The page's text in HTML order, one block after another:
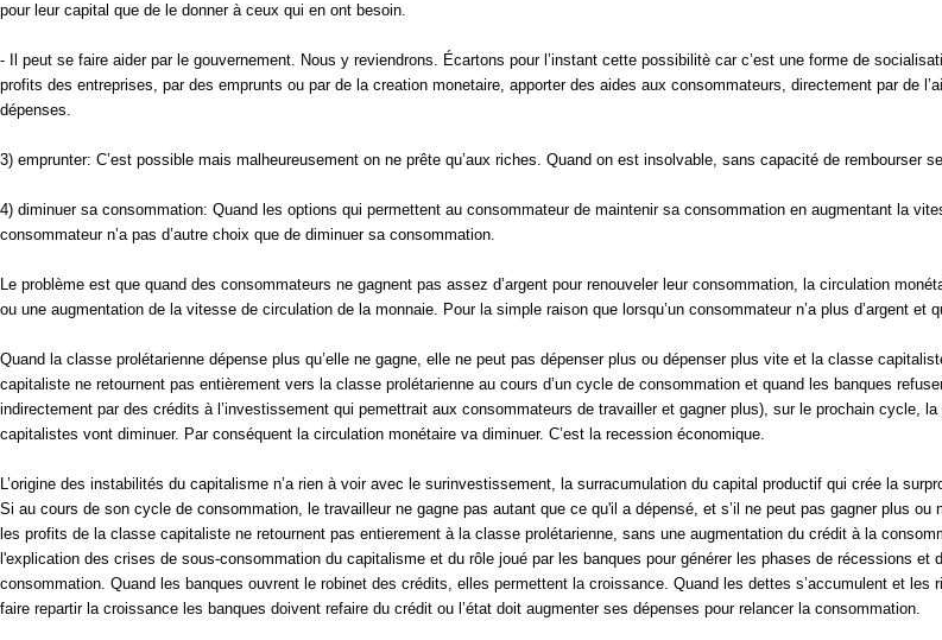
pour leur capital que de le donner à ceux qui en ont besoin.
- Il peut se faire aider par le gouvernement. Nous y reviendrons. Écartons pour l’instant cette possibilitè car c’est une forme de
profits des entreprises, par des emprunts ou par de la creation monetaire, apporter des aides aux consommateurs, directement par de
dépenses.
3) emprunter: C’est possible mais malheureusement on ne prête qu’aux riches. Quand on est insolvable, sans capacité de
4) diminuer sa consommation: Quand les options qui permettent au consommateur de maintenir sa consommation en augmentant la
consommateur n’a pas d’autre choix que de diminuer sa consommation.
Le problème est que quand des consommateurs ne gagnent pas assez d’argent pour renouveler leur consommation, la circulation
ou une augmentation de la vitesse de circulation de la monnaie. Pour la simple raison que lorsqu’un consommateur n’a plus d’argent
Quand la classe prolétarienne dépense plus qu’elle ne gagne, elle ne peut pas dépenser plus ou dépenser plus vite et la classe
capitaliste ne retournent pas entièrement vers la classe prolétarienne au cours d’un cycle de consommation et quand les banques
indirectement par des crédits à l’investissement qui pemettrait aux consommateurs de travailler et gagner plus), sur le prochain cycle,
capitalistes vont diminuer. Par conséquent la circulation monétaire va diminuer. C’est la recession économique.
L’origine des instabilités du capitalisme n’a rien à voir avec le surinvestissement, la surracumulation du capital productif qui crée la
Si au cours de son cycle de consommation, le travailleur ne gagne pas autant que ce qu'il a dépensé, et s’il ne peut pas gagner plus
les profits de la classe capitaliste ne retournent pas entierement à la classe prolétarienne, sans une augmentation du crédit à la
l'explication des crises de sous-consommation du capitalisme et du rôle joué par les banques pour générer les phases de récessions
consommation. Quand les banques ouvrent le robinet des crédits, elles permettent la croissance. Quand les dettes s’accumulent et
faire repartir la croissance les banques doivent refaire du crédit ou l’état doit augmenter ses dépenses pour relancer la consommation.